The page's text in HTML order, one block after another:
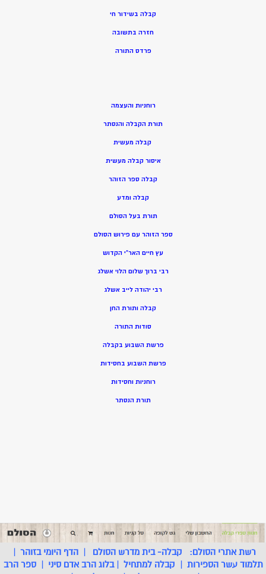
קבלה בשידור חי
חזרה בתשובה
פרדס התורה
רוחניות והעצמה
תורת הקבלה והנסתר
קבלה מעשית
איסור קבלה מעשית
קבלה ספר הזוהר
קבלה ומדע
תורת בעל הסולם
ספר הזוהר עם פירוש הסולם
עץ חיים האר”י הקדוש
רבי ברוך שלום הלוי אשלג
רבי יהודה לייב אשלג
קבלה ותורת החן
סודות התורה
פרשת השבוע בקבלה
פרשת השבוע בחסידות
רוחניות וחסידות
תורת הנסתר
רשת אתרי הסולם: קבלה- בית מדרש הסולם |הדף היומי בזוהר |
תלמוד עשר הספירות | קבלה למתחיל |בלוג הרב אדם סיני |ספר הרב